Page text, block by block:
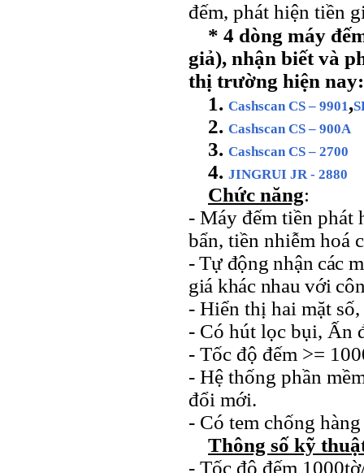
đếm, phát hiện tiền
* 4 dòng máy
giả), nhận biết và
thị trường hiện nay:
1. Cashscan CS – 9901,
2. Cashscan CS – 900A
3. Cashscan CS – 2700
4. JINGRUI JR - 2880
Chức năng:
- Máy đếm tiền phát
bẩn, tiền nhiễm hoá
- Tự động nhận các
giá khác nhau với
- Hiển thị hai mặt
- Có hút lọc bụi, Ấn
- Tốc độ đếm >=
- Hệ thống phần
đổi mới.
- Có tem chống
Thông số kỹ
- Tốc độ đếm